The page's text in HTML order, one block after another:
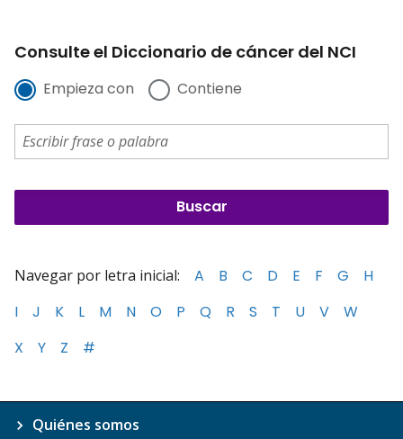
Consulte el Diccionario de cáncer del NCI
Empieza con Contiene
Navegar por letra inicial: A B C D E F G
H
I
J K L M N O P Q R S T U V
W
X
Y Z #
Quiénes somos